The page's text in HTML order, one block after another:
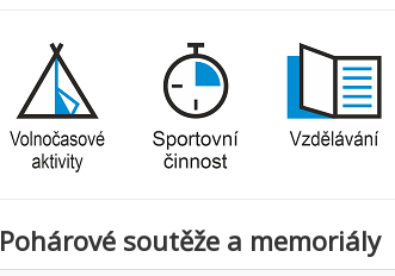
Pohárové soutěže a memoriály